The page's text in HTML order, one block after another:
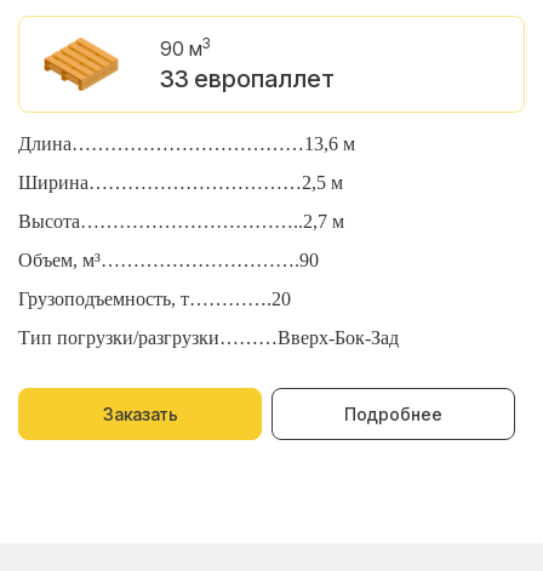
90 м3
33 европаллет
Длина………………………………13,6 м
Ширина……………………………2,5 м
Высота……………………………..2,7 м
Объем, м³………………………….90
Грузоподъемность, т………….20
Тип погрузки/разгрузки………Вверх-Бок-Зад
Заказать Подробнее